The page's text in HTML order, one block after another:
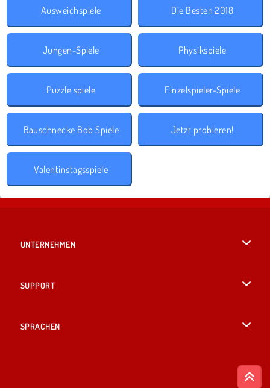
Ausweichspiele Die Besten 2018
Jungen-Spiele Physikspiele
Puzzle spiele Einzelspieler-Spiele
Bauschnecke Bob Spiele Jetzt probieren!
Valentinstagsspiele
UNTERNEHMEN
SUPPORT
SPRACHEN